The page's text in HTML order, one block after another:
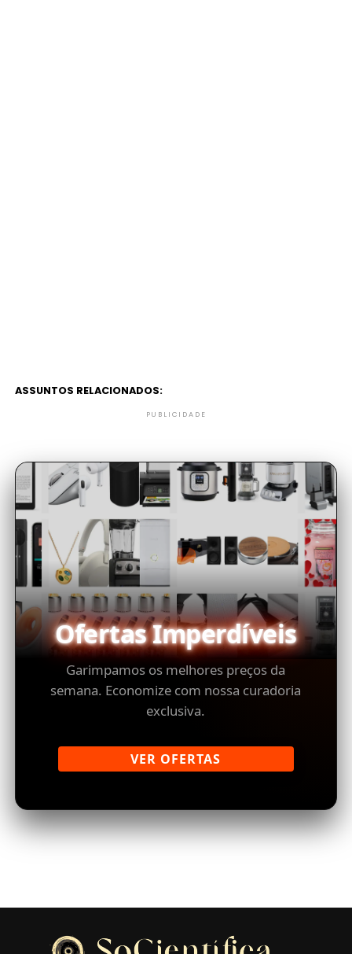
ASSUNTOS RELACIONADOS:
PUBLICIDADE
Ofertas Imperdíveis
Garimpamos os melhores preços da
semana. Economize com nossa curadoria
exclusiva.
VER OFERTAS